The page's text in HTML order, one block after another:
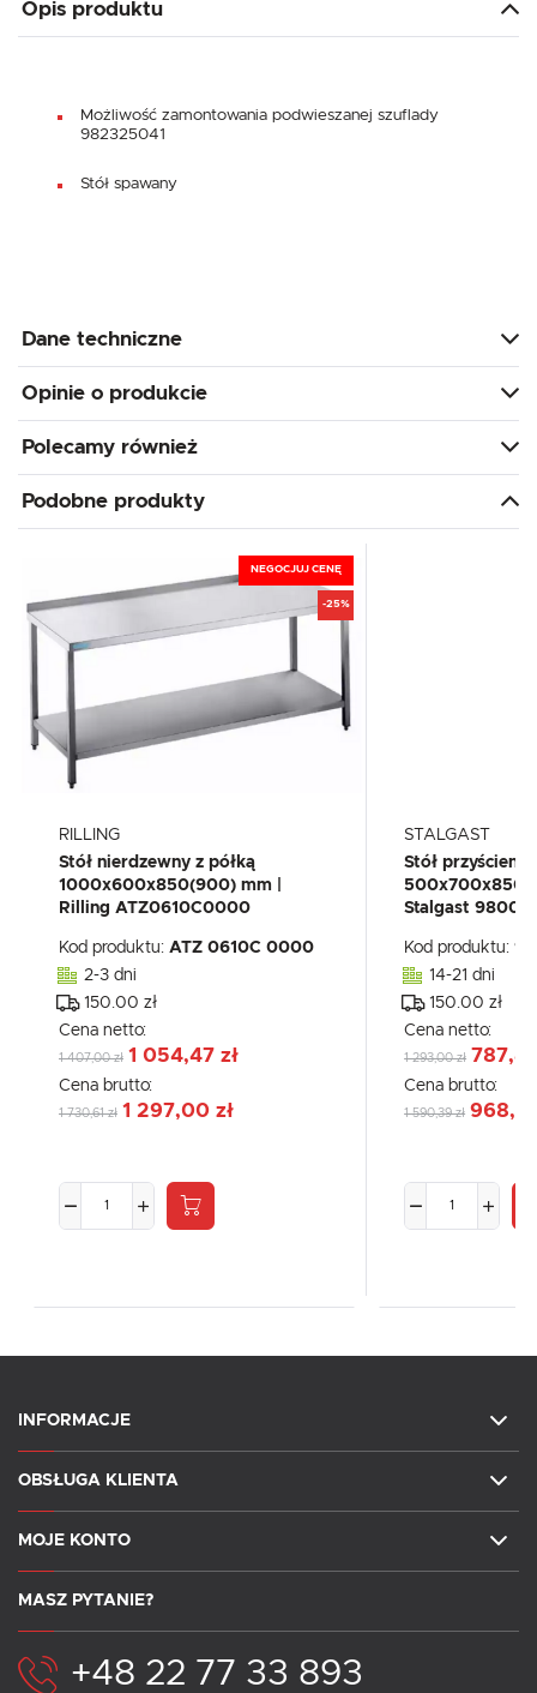
Opis produktu
Możliwość zamontowania podwieszanej szuflady
982325041
Stół spawany
Dane techniczne
Opinie o produkcie
Polecamy również
Podobne produkty
NEGOCJUJ CENĘ
-25%
RILLING
Stół nierdzewny z półką
1000x600x850(900) mm |
Rilling ATZ0610C0000
Kod produktu: ATZ 0610C 0000
2-3 dni
150.00 zł
Cena netto:
1 407,00 zł 1 054,47 zł
Cena brutto:
1 730,61 zł 1 297,00 zł
STALGAST
Stół
500x700x850
Stalgast
Kod produktu:
14-21 dni
150.00 zł
Cena netto:
1 293,00 zł
Cena brutto:
1 590,39 zł
INFORMACJE
OBSŁUGA KLIENTA
MOJE KONTO
MASZ PYTANIE?
+48 22 77 33 893